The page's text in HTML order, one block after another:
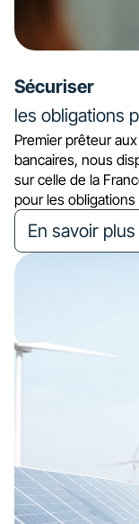
Sécuriser
les obligations
Premier prêteur
bancaires, nous
sur celle de la
pour les
En savoir plus